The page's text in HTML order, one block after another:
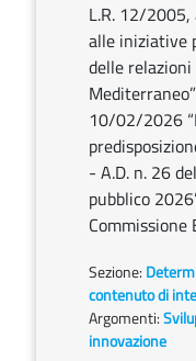
L.R. 12/2005,
alle iniziative
delle
10/02/2026
- A.D. n. 26
pubblico
Commissione
Sezione:
contenuto di
Argomenti:
innovazione